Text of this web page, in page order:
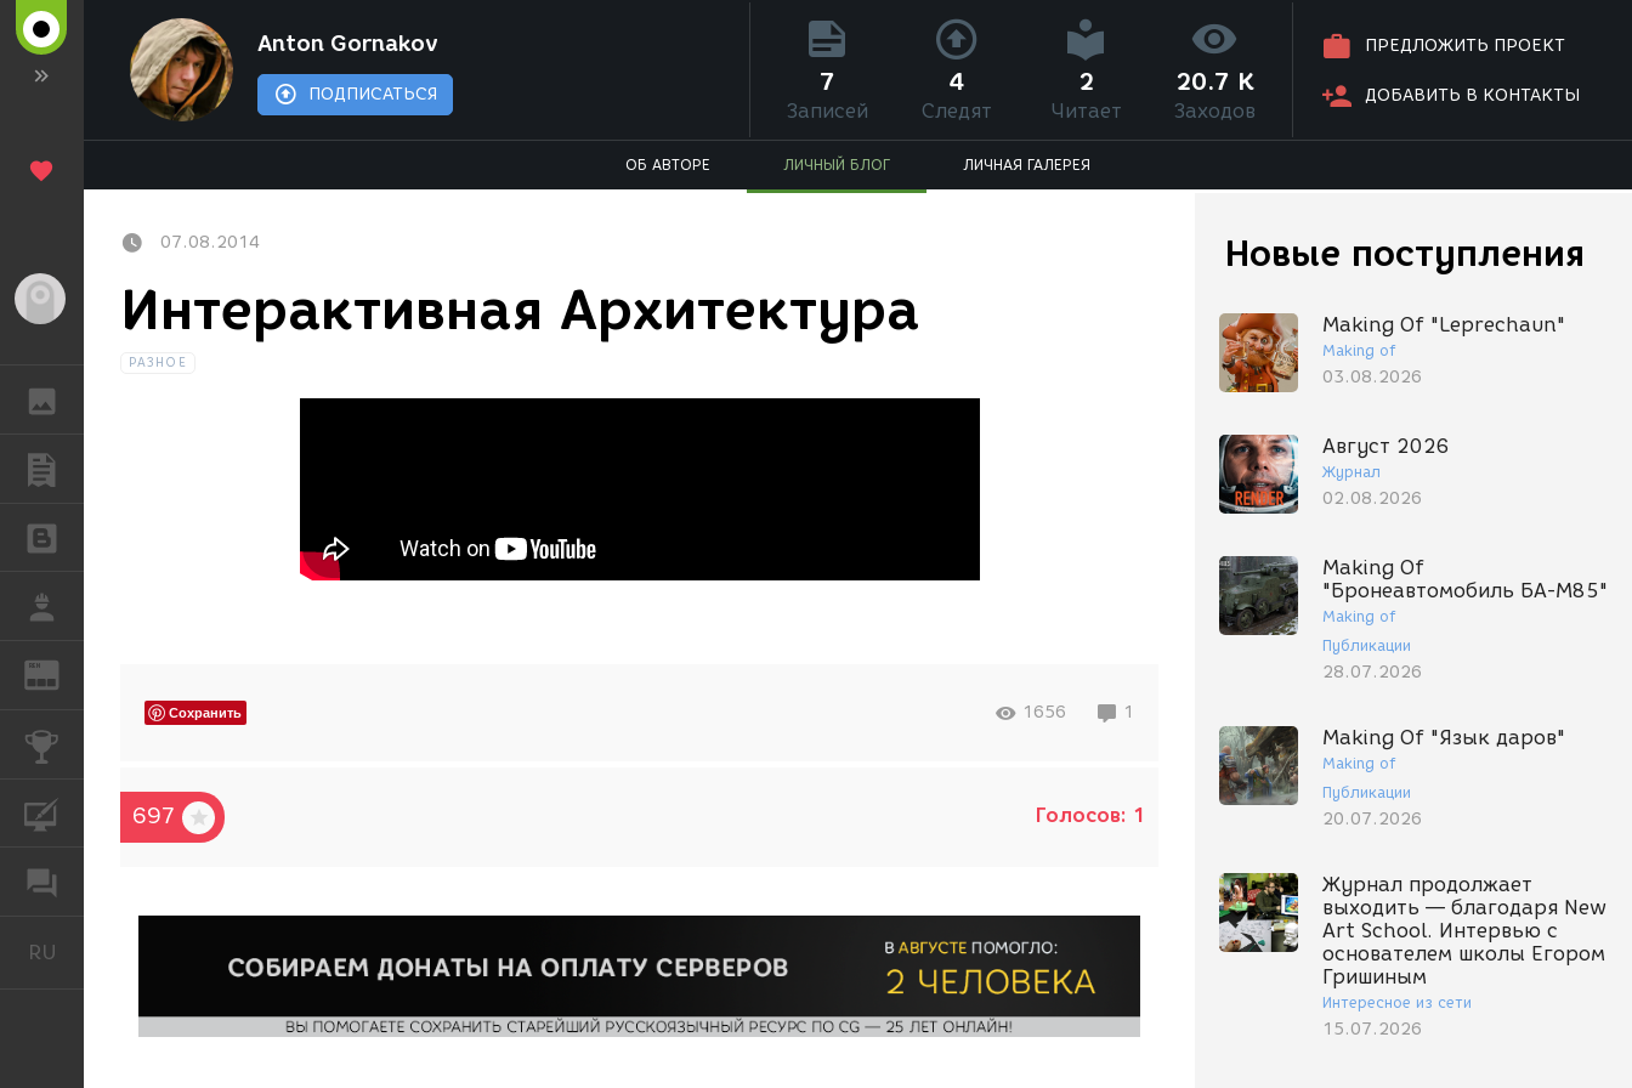
REN
КУРСЫ
RU
Anton Gornakov
ПОДПИСАТЬСЯ
ПРЕДЛОЖИТЬ ПРОЕКТ
ДОБАВИТЬ В КОНТАКТЫ
7
Записей
4
Следят
2
Читает
20.7 K
Заходов
ОБ АВТОРЕ ЛИЧНЫЙ БЛОГ ЛИЧНАЯ ГАЛЕРЕЯ
Новые поступления
Making Of "Leprechaun"
Making of
03.08.2026
Август 2026
Журнал
02.08.2026
Making Of
"Бронеавтомобиль БА-М85"
Making of
Публикации
28.07.2026
Making Of "Язык даров"
Making of
Публикации
20.07.2026
Журнал продолжает
выходить — благодаря New
Art School. Интервью с
основателем школы Егором
Гришиным
Интересное из сети
15.07.2026
07.08.2014
Интерактивная Архитектура
РАЗНОЕ
Сохранить 1656 1
697 Голосов: 1